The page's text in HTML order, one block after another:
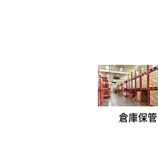
倉庫保管